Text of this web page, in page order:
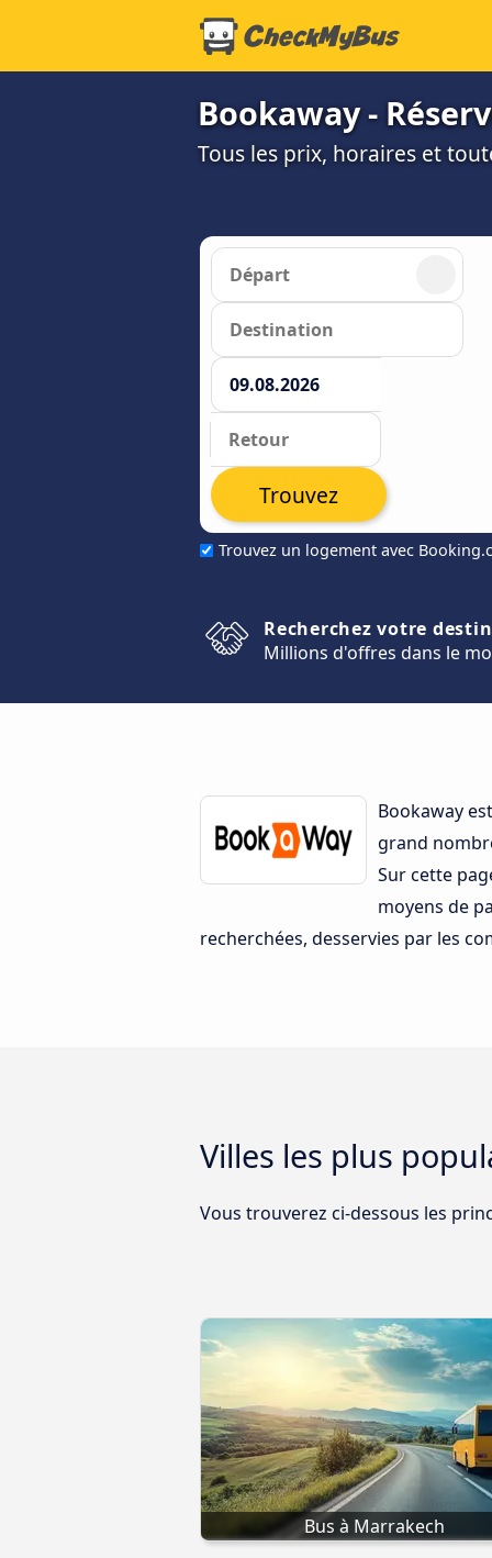
Bookaway -
Tous les prix, horaires et
Trouvez un logement avec
Trouvez
Recherchez votre
Millions d'offres dans le
Bookaway
grand
Sur cette
moyens de
recherchées, desservies par les
Villes les plus
Vous trouverez ci-dessous les
Bus à Marrakech